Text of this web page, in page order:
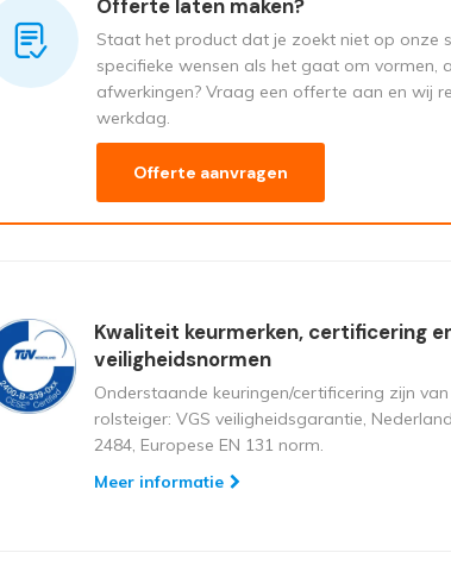
Offerte laten maken?
Staat het product dat je zoekt niet op onze
specifieke wensen als het gaat om vormen,
afwerkingen? Vraag een offerte aan en wij
werkdag.
Offerte aanvragen
Kwaliteit keurmerken, certificering
veiligheidsnormen
Onderstaande keuringen/certificering zijn
rolsteiger: VGS veiligheidsgarantie,
2484, Europese EN 131 norm.
Meer informatie